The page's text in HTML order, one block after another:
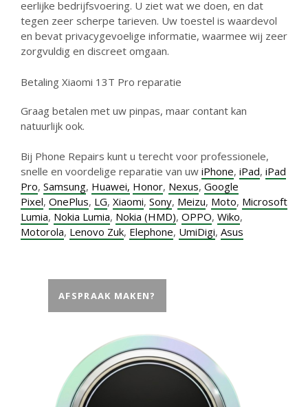
eerlijke bedrijfsvoering. U ziet wat we doen, en dat
tegen zeer scherpe tarieven. Uw toestel is waardevol
en bevat privacygevoelige informatie, waarmee wij zeer
zorgvuldig en discreet omgaan.
Betaling Xiaomi 13T Pro reparatie
Graag betalen met uw pinpas, maar contant kan
natuurlijk ook.
Bij Phone Repairs kunt u terecht voor professionele,
snelle en voordelige reparatie van uw iPhone, iPad, iPad
Pro, Samsung, Huawei, Honor, Nexus, Google
Pixel, OnePlus, LG, Xiaomi, Sony, Meizu, Moto, Microsoft
Lumia, Nokia Lumia, Nokia (HMD), OPPO, Wiko,
Motorola, Lenovo Zuk, Elephone, UmiDigi, Asus
AFSPRAAK MAKEN?